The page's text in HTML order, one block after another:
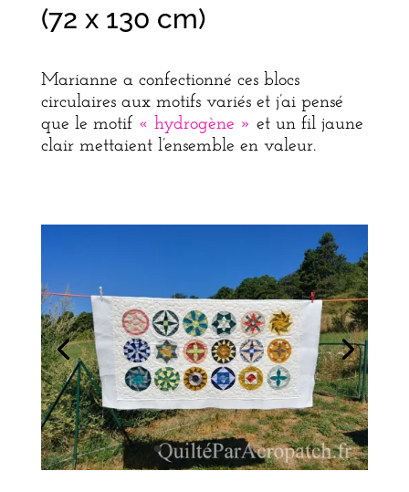
(72 x 130 cm)
Marianne a confectionné ces blocs
circulaires aux motifs variés et j’ai pensé
que le motif « hydrogène » et un fil jaune
clair mettaient l’ensemble en valeur.